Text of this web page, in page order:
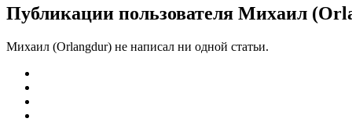
Публикации пользователя Михаил
Михаил (Orlangdur) не написал ни одной статьи.